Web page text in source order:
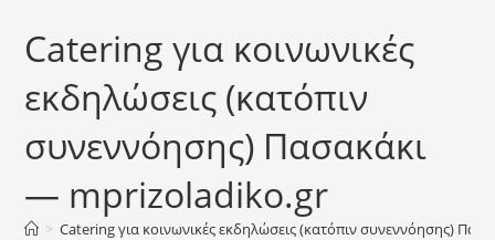
Catering για κοινωνικές
εκδηλώσεις (κατόπιν
συνεννόησης) Πασακάκι
— mprizoladiko.gr
> Catering για κοινωνικές εκδηλώσεις (κατόπιν συνεννόησης)
Chat Assistant
Συνήθως απαντάμε αμέσως